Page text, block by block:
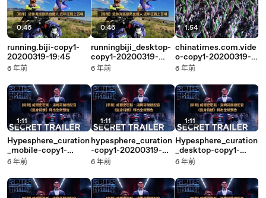
0:46
running.biji-copy1-
20200319-19:45
6 年前
1:11
Hypesphere_curation
_mobile-copy1-
20200319-19:33
6 年前
0:46
runningbiji_desktop-
copy1-20200319-
19:45
6 年前
1:11
hypesphere_curation
-copy1-20200319-
19:32
6 年前
1:54
chinatimes.com.vide
o-copy1-20200319-
19:32
6 年前
1:11
Hypesphere_curation
_desktop-copy1-
20200319-19:33
6 年前